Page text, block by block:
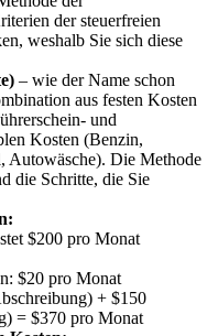
der steuerfreien
weshalb Sie sich diese
– wie der Name schon
aus festen Kosten
und
Kosten (Benzin,
Autowäsche). Die Methode
die Schritte, die Sie
$200 pro Monat
$20 pro Monat
+ $150
= $370 pro Monat